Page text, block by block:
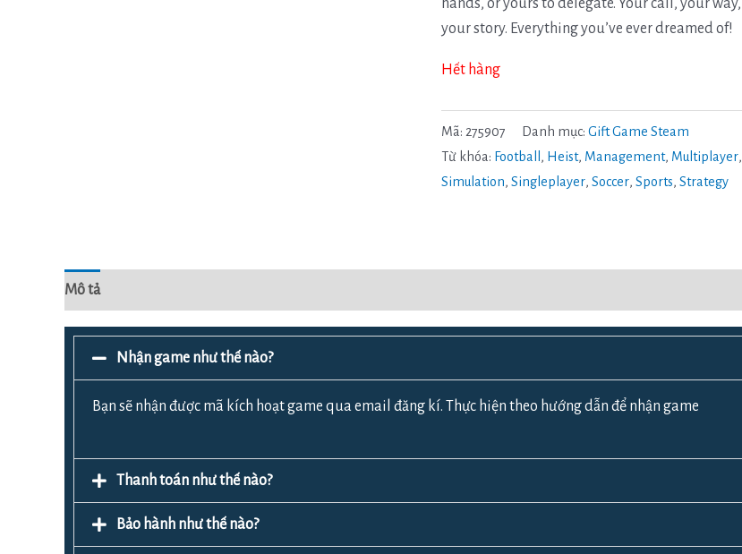
hands, or yours to delegate. Your call, your way,
your story. Everything you’ve ever dreamed of!
Hết hàng
Mã: 275907 Danh mục: Gift Game Steam
Từ khóa: Football , Heist, Management, Multiplayer,
Simulation, Singleplayer, Soccer, Sports, Strategy
Mô tả
Nhận game như thế nào?
Bạn sẽ nhận được mã kích hoạt game qua email đăng kí. Thực hiện theo hướng dẫn để nhận game
Thanh toán như thế nào?
Bảo hành như thế nào?